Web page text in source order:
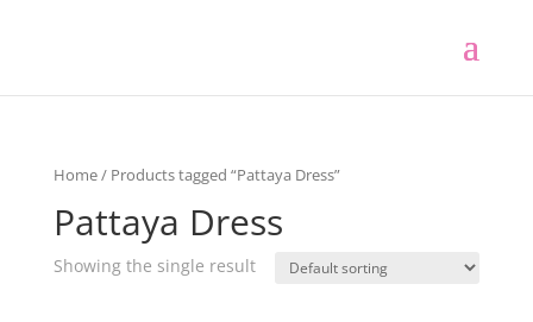
Home/ Products tagged “Pattaya Dress”
Pattaya Dress
Showing the single result